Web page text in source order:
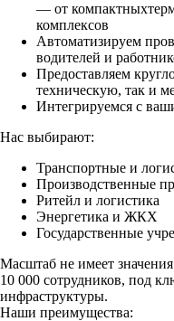
— от
комплексов
Автоматизируем
водителей и
Предоставляем
техническую, так и
Интегрируемся с
Нас выбирают:
Транспортные и
Производственные
Ритейл и логистика
Энергетика и ЖКХ
Государственные
Масштаб не имеет
10 000 сотрудников, под
инфраструктуры.
Наши преимущества: